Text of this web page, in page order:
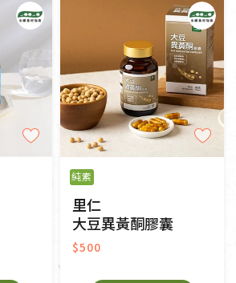
純素
里仁
大豆異黃酮膠囊
$500